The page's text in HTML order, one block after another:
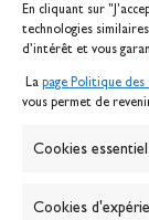
En cliquant sur
technologies
d’intérêt et vous
La page Politique
vous permet de
Cookies
Cookies